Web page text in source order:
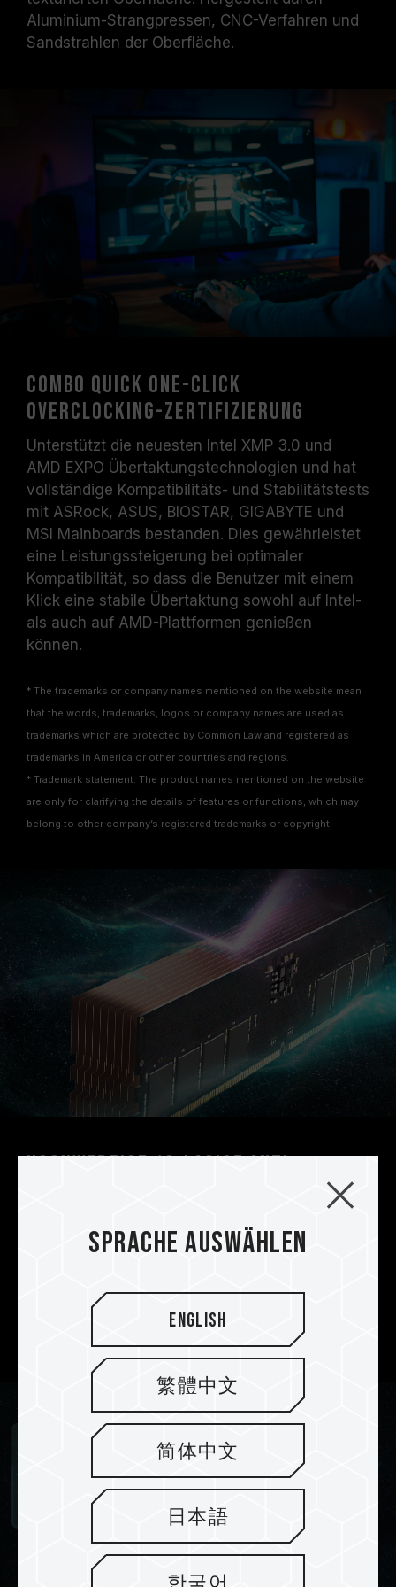
Aluminium-Strangpressen, CNC-Verfahren und
Sandstrahlen der Oberfläche.
Combo Quick One-Click
Overclocking-Zertifizierung
Unterstützt die neuesten Intel XMP 3.0 und
AMD EXPO Übertaktungstechnologien und hat
vollständige Kompatibilitäts- und Stabilitätstests
mit ASRock, ASUS, BIOSTAR, GIGABYTE und
MSI Mainboards bestanden. Dies gewährleistet
eine Leistungssteigerung bei optimaler
Kompatibilität, so dass die Benutzer mit einem
Klick eine stabile Übertaktung sowohl auf Intel-
als auch auf AMD-Plattformen genießen
können.
* The trademarks or company names mentioned on the website mean
that the words, trademarks, logos or company names are used as
trademarks which are protected by Common Law and registered as
trademarks in America or other countries and regions.
* Trademark statement: The product names mentioned on the website
are only for clarifying the details of features or functions, which may
belong to other company’s registered trademarks or copyright.
Hochwertige 10-lagige Anti-
Das Produkt verwendet 10 Lagen optimierter
professioneller Anti-Interferenz-Platinen, um die
Spielern ein Overclocking-Speichermodul mit
extrem hoher Geschwindigkeit und hoher
Sprache auswählen
English
繁體中文
简体中文
日本語